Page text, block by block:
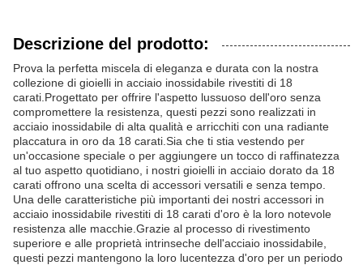
Descrizione del prodotto:
Prova la perfetta miscela di eleganza e durata con la nostra
collezione di gioielli in acciaio inossidabile rivestiti di 18
carati.Progettato per offrire l'aspetto lussuoso dell'oro senza
compromettere la resistenza, questi pezzi sono realizzati in
acciaio inossidabile di alta qualità e arricchiti con una radiante
placcatura in oro da 18 carati.Sia che ti stia vestendo per
un'occasione speciale o per aggiungere un tocco di raffinatezza
al tuo aspetto quotidiano, i nostri gioielli in acciaio dorato da 18
carati offrono una scelta di accessori versatili e senza tempo.
Una delle caratteristiche più importanti dei nostri accessori in
acciaio inossidabile rivestiti di 18 carati d'oro è la loro notevole
resistenza alle macchie.Grazie al processo di rivestimento
superiore e alle proprietà intrinseche dell'acciaio inossidabile,
questi pezzi mantengono la loro lucentezza d'oro per un periodo